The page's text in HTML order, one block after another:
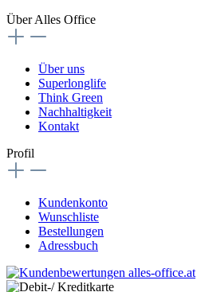
Über Alles Office
Über uns
Superlonglife
Think Green
Nachhaltigkeit
Kontakt
Profil
Kundenkonto
Wunschliste
Bestellungen
Adressbuch